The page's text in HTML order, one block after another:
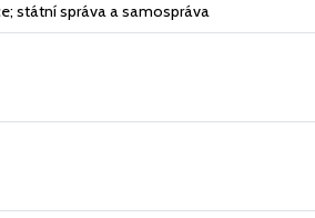
státní správa a samospráva